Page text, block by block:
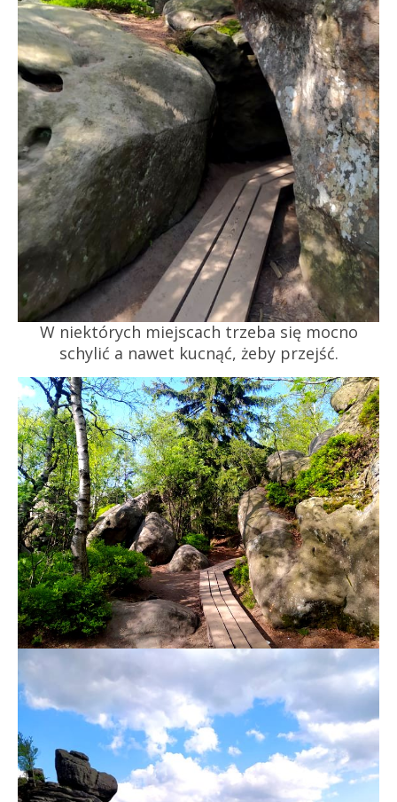
W niektórych miejscach trzeba się mocno
schylić a nawet kucnąć, żeby przejść.